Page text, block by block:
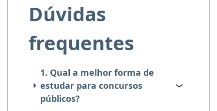
Dúvidas
frequentes
1. Qual a melhor forma de
estudar para concursos
públicos?